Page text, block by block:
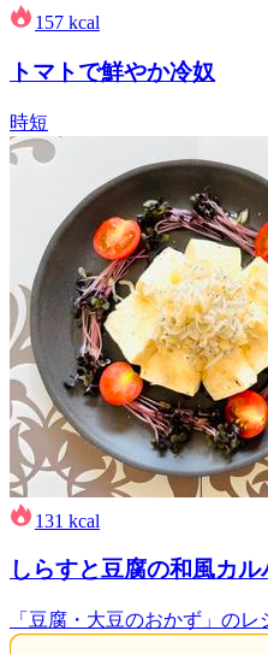
157 kcal
トマトで鮮やか冷奴
時短
131 kcal
しらすと豆腐の和風カル
「豆腐・大豆のおかず」の